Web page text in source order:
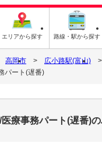
エリアから探す 路線・駅から探す
高岡市 広小路駅(富山)
パート(遅番)
療事務パート(遅番)